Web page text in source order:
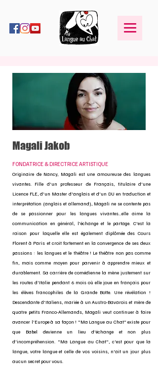
Magali Jakob
FONDATRICE & DIRECTRICE ARTISTIQUE
Originaire de Nancy, Magali est une amoureuse des langues
vivantes. Fille d'un professeur de Français, titulaire d'une
Licence FLE, d'un Master d'anglais et d'un DU en traduction et
interprétation (anglais et allemand), Magali ne se contente pas
de se passionner pour les langues vivantes...elle aime la
communication en général, l'échange et le partage. C'est la
raison pour laquelle elle est également diplômée des Cours
Florent à Paris et croit fortement en la convergence de ses deux
passions : les langues et le théâtre ! Le théâtre non pas comme
fin, mais comme moyen pour parvenir à apprendre mieux et
durablement. Sa carrière de comédienne la mène justement sur
les routes d'Italie pendant 6 mois où elle joue en français pour
les élèves francophiles de la Grande Botte. Une révélation !
Descendante d'Italiens, mariée à un Austro-Bavarois et mère de
quatre petits Franco-Allemands, Magali veut continuer à faire
avancer l'Europe à sa façon ! "Ma Langue au Chat" existe pour
que Babel devienne un lieu d'échange et non plus
d'incompréhension. "Ma Langue au Chat", c'est pour que la
langue, votre langue et celle de vos voisins, n'ait un jour plus
aucun secret pour vous.